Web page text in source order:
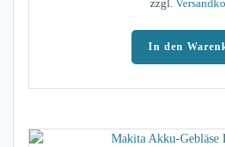
zzgl.
In den